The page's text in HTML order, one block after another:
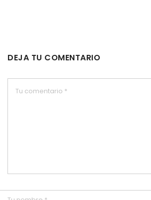
DEJA TU COMENTARIO